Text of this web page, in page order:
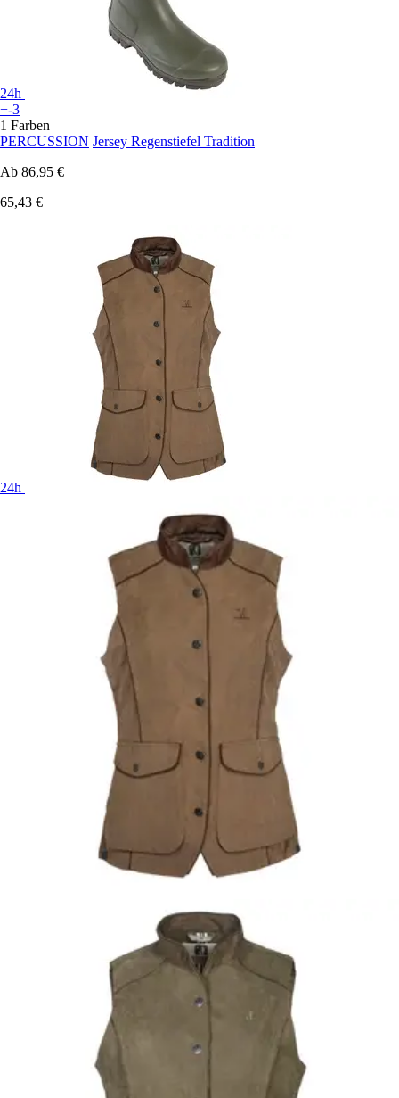
24h
+-3
1 Farben
PERCUSSION Jersey Regenstiefel Tradition
Ab 86,95 €
65,43 €
24h